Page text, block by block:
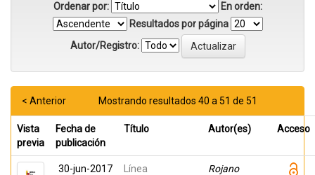
Ordenar por:
En orden:
Resultados por página
Autor/Registro:
Mostrando resultados 40 a 51 de 51
< Anterior
Vista
previa
Fecha de
publicación
Título Autor(es) Acceso
30-jun-2017
Línea
Rojano